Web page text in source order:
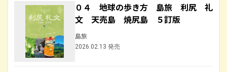
０４ 地球の歩き方 島旅 利尻 礼
文 天売島 焼尻島 ５訂版
島旅
2026.02.13 発売